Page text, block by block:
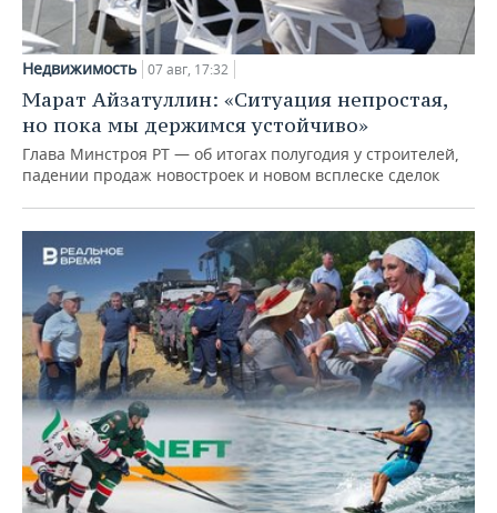
Недвижимость 07 авг, 17:32
Марат Айзатуллин: «Ситуация непростая,
но пока мы держимся устойчиво»
Глава Минстроя РТ — об итогах полугодия у строителей,
падении продаж новостроек и новом всплеске сделок